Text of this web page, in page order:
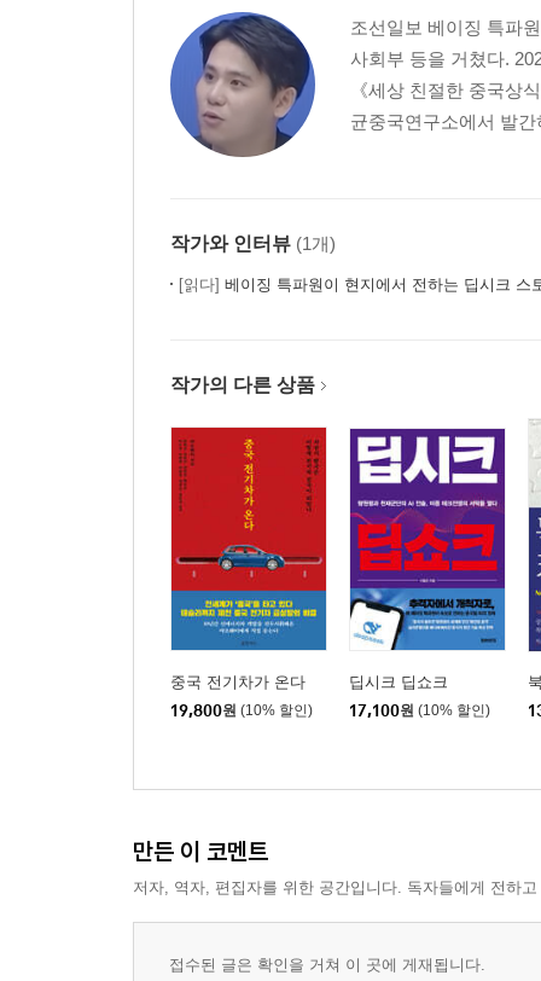
조선일보 베이징 특파
사회부 등을 거쳤다.
《세상 친절한 중국상
균중국연구소에서 발간
작가와 인터뷰 (1개)
[읽다] 베이징 특파원이 현지에서 전하는 딥시크 스
작가의 다른 상품
중국 전기차가 온다
19,800원 (10% 할인)
딥시크 딥쇼크
17,100원 (10% 할인)
만든 이 코멘트
저자, 역자, 편집자를 위한 공간입니다. 독자들에게 전하
접수된 글은 확인을 거쳐 이 곳에 게재됩니다.